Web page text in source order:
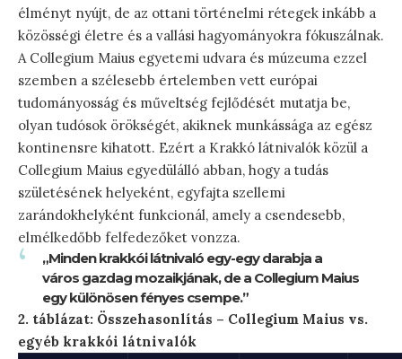
élményt nyújt, de az ottani történelmi rétegek inkább a
közösségi életre és a vallási hagyományokra fókuszálnak.
A Collegium Maius egyetemi udvara és múzeuma ezzel
szemben a szélesebb értelemben vett európai
tudományosság és műveltség fejlődését mutatja be,
olyan tudósok örökségét, akiknek munkássága az egész
kontinensre kihatott. Ezért a Krakkó látnivalók közül a
Collegium Maius egyedülálló abban, hogy a tudás
születésének helyeként, egyfajta szellemi
zarándokhelyként funkcionál, amely a csendesebb,
elmélkedőbb felfedezőket vonzza.
„Minden krakkói látnivaló egy-egy darabja a
város gazdag mozaikjának, de a Collegium Maius
egy különösen fényes csempe.”
2. táblázat: Összehasonlítás – Collegium Maius vs.
egyéb krakkói látnivalók